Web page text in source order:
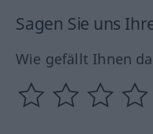
Sagen Sie uns
Wie gefällt Ihnen